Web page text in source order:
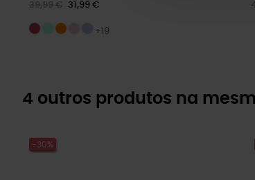
39,99 € 31,99 €
+19
4 outros produtos na
-30%